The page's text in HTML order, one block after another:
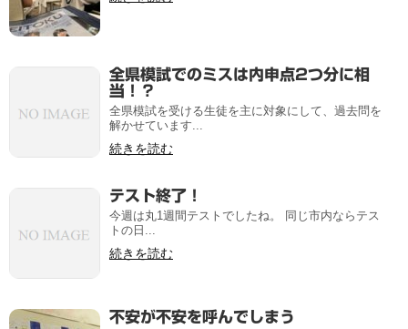
全県模試でのミスは内申点2つ分に相
当！？
全県模試を受ける生徒を主に対象にして、過去問を
解かせています...
続きを読む
テスト終了！
今週は丸1週間テストでしたね。 同じ市内ならテス
トの日...
続きを読む
不安が不安を呼んでしまう